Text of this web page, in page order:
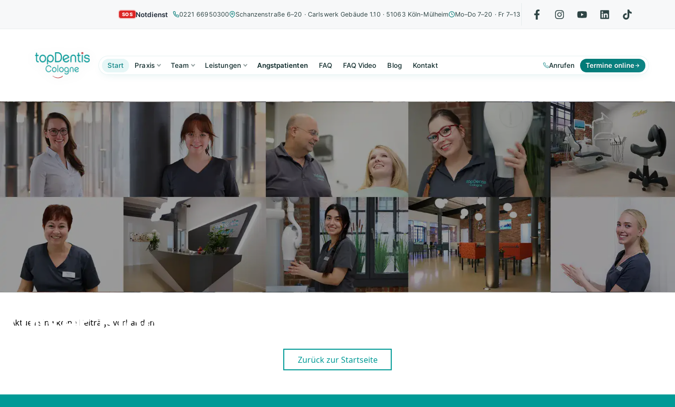
Notdienst 0221 66950300 Schanzenstraße 6–20 · Carlswerk Gebäude 1.10 · 51063 Köln-Mülheim Mo–Do 7–20 · Fr 7–13
Start Praxis Team Leistungen Angstpatienten FAQ FAQ Video Blog Kontakt Anrufen Termine online
Unser Blog
Aktuell sind keine Beiträge vorhanden.
Zurück zur Startseite